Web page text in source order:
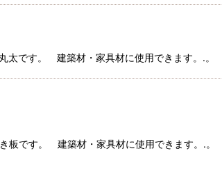
です。 建築材・家具材に使用できます。.。
です。 建築材・家具材に使用できます。.。